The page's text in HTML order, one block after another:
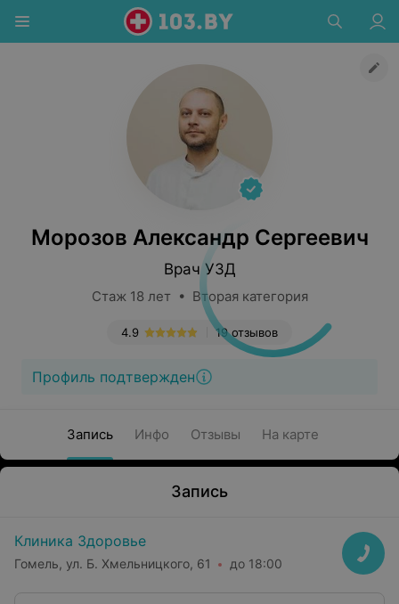
Морозов Александр Сергеевич
Врач УЗД
Стаж 18 лет • Вторая категория
19 отзывов
4.9
Профиль подтвержден
Запись Инфо Отзывы На карте
Запись
Клиника Здоровье
Гомель, ул. Б. Хмельницкого, 61 до 18:00